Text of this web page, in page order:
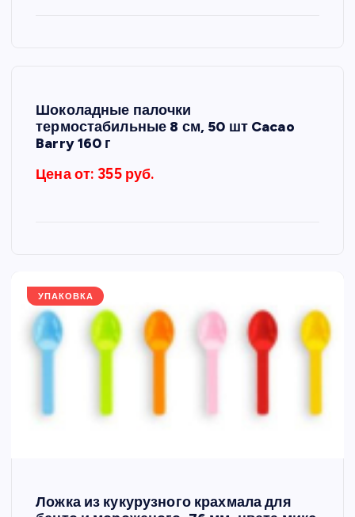
Шоколадные палочки
термостабильные 8 см, 50 шт Cacao
Barry 160 г
Цена от: 355 руб.
УПАКОВКА
Ложка из кукурузного крахмала для